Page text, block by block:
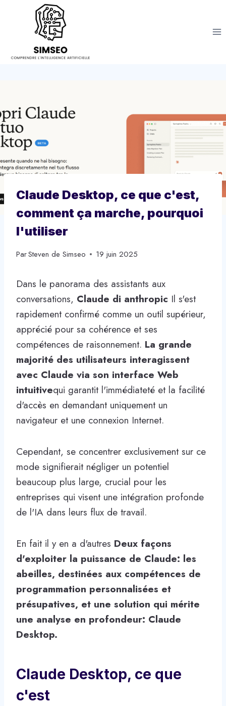
Claude Desktop, ce que c'est,
comment ça marche, pourquoi
l'utiliser
ParSteven de Simseo 19 juin 2025
Dans le panorama des assistants aux
conversations, Claude di anthropic Il s'est
rapidement confirmé comme un outil supérieur,
apprécié pour sa cohérence et ses
compétences de raisonnement. La grande
majorité des utilisateurs interagissent
avec Claude via son interface Web
intuitivequi garantit l'immédiateté et la facilité
d'accès en demandant uniquement un
navigateur et une connexion Internet.
Cependant, se concentrer exclusivement sur ce
mode signifierait négliger un potentiel
beaucoup plus large, crucial pour les
entreprises qui visent une intégration profonde
de l'IA dans leurs flux de travail.
En fait il y en a d'autres Deux façons
d'exploiter la puissance de Claude: les
abeilles, destinées aux compétences de
programmation personnalisées et
présupatives, et une solution qui mérite
une analyse en profondeur: Claude
Desktop.
Claude Desktop, ce que
c'est